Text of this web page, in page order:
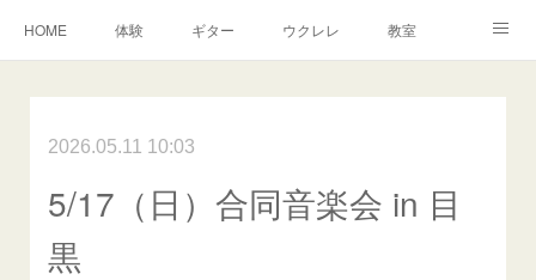
HOME 体験 ギター ウクレレ 教室
2026.05.11 10:03
5/17（日）合同音楽会 in 目
黒